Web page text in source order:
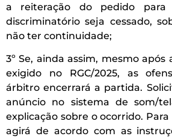
a reiteração do pedido
discriminatório seja cessado,
não ter continuidade;
3º Se, ainda assim, mesmo
exigido no RGC/2025, as
árbitro encerrará a partida.
anúncio no sistema de som/
explicação sobre o ocorrido.
agirá de acordo com as